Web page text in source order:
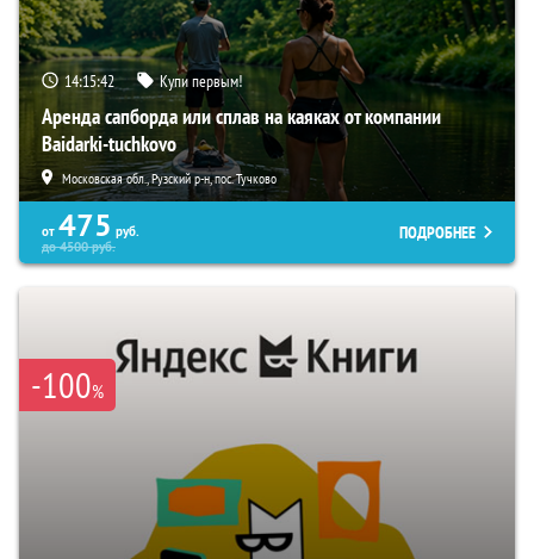
14:15:41 Купи первым!
Аренда сапборда или сплав на каяках от компании
Baidarki-tuchkovo
Московская обл., Рузский р-н, пос. Тучково
от 475 руб.
до4500руб.
ПОДРОБНЕЕ
-100%